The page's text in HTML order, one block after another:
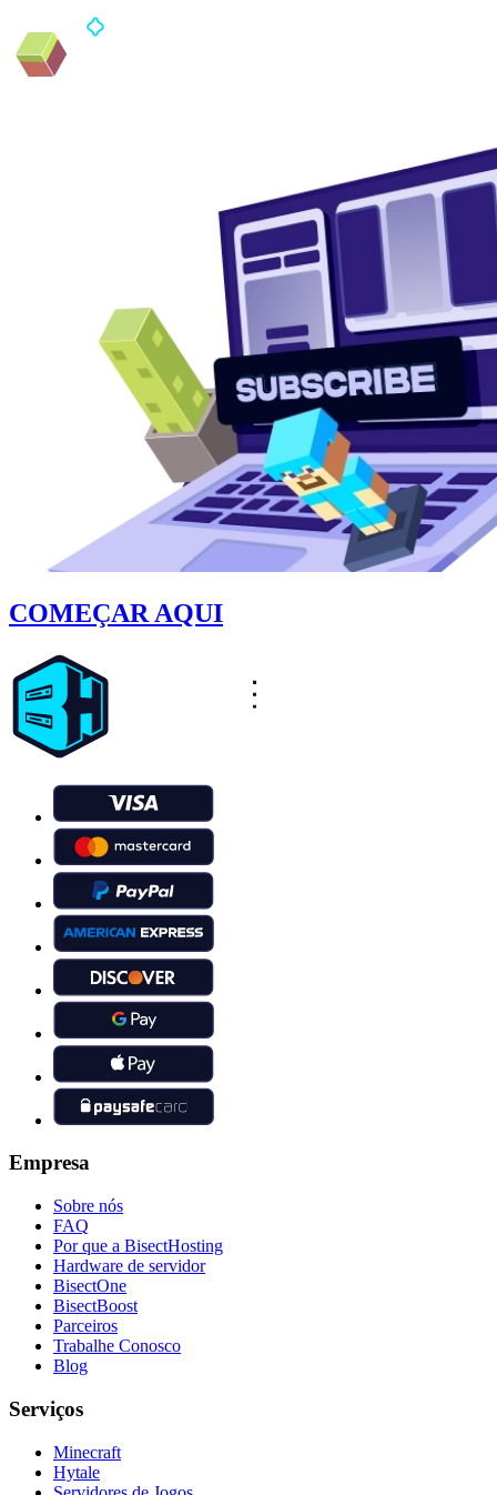
COMEÇAR AQUI
Empresa
Sobre nós
FAQ
Por que a BisectHosting
Hardware de servidor
BisectOne
BisectBoost
Parceiros
Trabalhe Conosco
Blog
Serviços
Minecraft
Hytale